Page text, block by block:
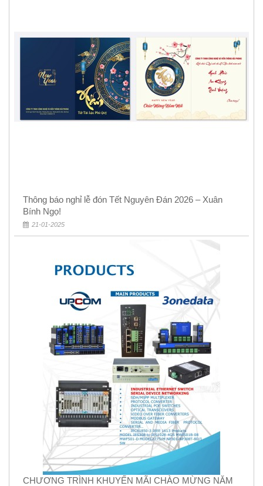
Thông báo nghỉ lễ đón Tết Nguyên Đán 2026 – Xuân
Bính Ngọ!
21-01-2025
CHƯƠNG TRÌNH KHUYẾN MÃI CHÀO MỪNG NĂM